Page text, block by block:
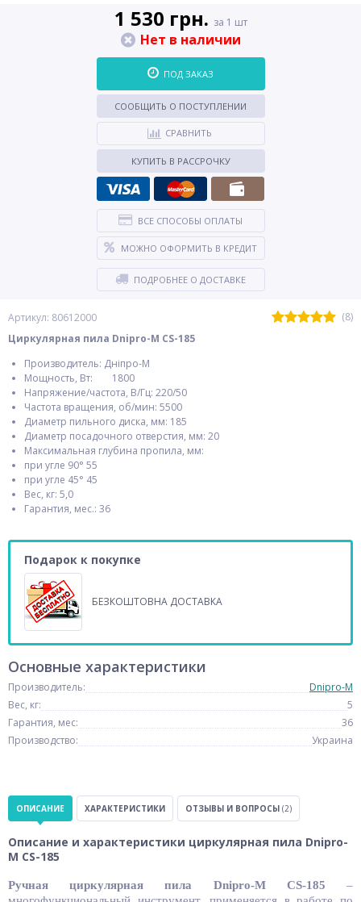
Артикул: 80612000
(8)
Циркулярная пила Dnipro-M CS-185
Производитель: Дніпро-М
Мощность, Вт: 1800
Напряжение/частота, В/Гц: 220/50
Частота вращения, об/мин: 5500
Диаметр пильного диска, мм: 185
Диаметр посадочного отверстия, мм: 20
Максимальная глубина пропила, мм:
при угле 90° 55
при угле 45° 45
Вес, кг: 5,0
Гарантия, мес.: 36
Подарок к покупке
БЕЗКОШТОВНА ДОСТАВКА
1 530 грн. за 1 шт
Нет в наличии
ПОД ЗАКАЗ
СООБЩИТЬ О ПОСТУПЛЕНИИ
СРАВНИТЬ
КУПИТЬ В РАССРОЧКУ
ВСЕ СПОСОБЫ ОПЛАТЫ
МОЖНО ОФОРМИТЬ В КРЕДИТ
ПОДРОБНЕЕ О ДОСТАВКЕ
Основные характеристики
Производитель:
Dnipro-M
Вес, кг:
5
Гарантия, мес:
36
Производство:
Украина
ОПИСАНИЕ ХАРАКТЕРИСТИКИ ОТЗЫВЫ И ВОПРОСЫ (2)
Описание и характеристики циркулярная пила Dnipro-
M CS-185
Ручная циркулярная пила Dnipro-M CS-185 –